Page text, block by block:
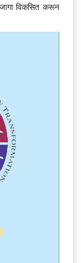
CARE
8APlus 8B,
Id:
पदभरती
पात्र,
यादीवर आक्षेप व
अभियान (NUHM)
करीता दि.
तात्पुरते पात्र व
नोंदविणेबाबत.
सन २०२५ - २६
आशा स्वयंसेविका
विकसित करून